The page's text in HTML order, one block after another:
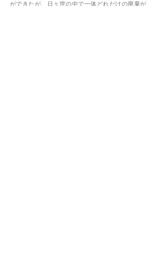
ができたが、日々世の中で一体どれだけの廃棄が